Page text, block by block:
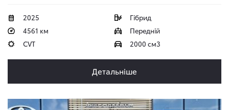
2025
4561 км
CVT
Гібрид
Передній
2000 см3
Детальніше